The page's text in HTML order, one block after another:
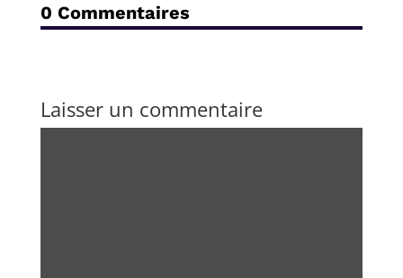
0 Commentaires
Laisser un commentaire